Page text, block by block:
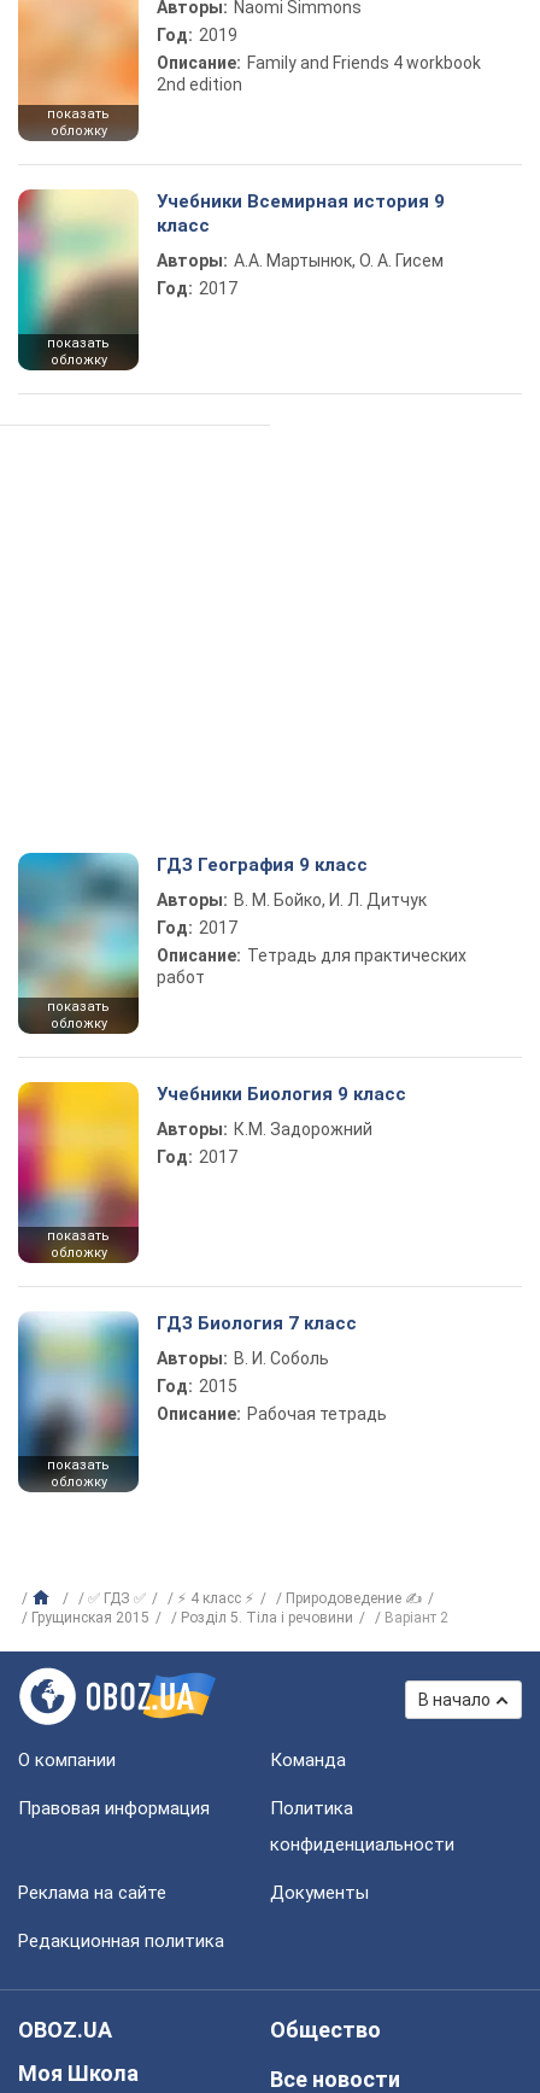
показать
обложку
Авторы: Naomi Simmons
Год: 2019
Описание: Family and Friends 4 workbook
2nd edition
показать
обложку
Учебники Всемирная история 9
класс
Авторы: А.А. Мартынюк, О. А. Гисем
Год: 2017
показать
обложку
ГДЗ География 9 класс
Авторы: В. М. Бойко, И. Л. Дитчук
Год: 2017
Описание: Тетрадь для практических
работ
показать
обложку
Учебники Биология 9 класс
Авторы: К.М. Задорожний
Год: 2017
показать
обложку
ГДЗ Биология 7 класс
Авторы: В. И. Соболь
Год: 2015
Описание: Рабочая тетрадь
✅ ГДЗ ✅ ⚡ 4 класс ⚡
Природоведение ✍
Грущинская 2015
Розділ 5. Тіла і речовини Варіант 2
В начало
О компании Команда
Правовая информация
Политика
конфиденциальности
Реклама на сайте Документы
Редакционная политика
OBOZ.UA
Моя Школа
Общество
Все новости